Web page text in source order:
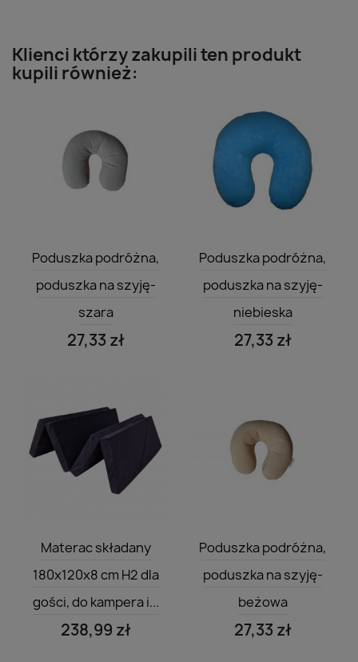
Klienci którzy zakupili ten produkt
kupili również:
 Szybki podgląd
Poduszka podróżna,
poduszka na szyję-
szara
27,33 zł
 Szybki podgląd
Poduszka podróżna,
poduszka na szyję-
niebieska
27,33 zł

Materac składany
180x120x8 cm H2 dla
gości, do kampera i...
238,99 zł
 Szybki podgląd
Poduszka podróżna,
poduszka na szyję-
beżowa
27,33 zł